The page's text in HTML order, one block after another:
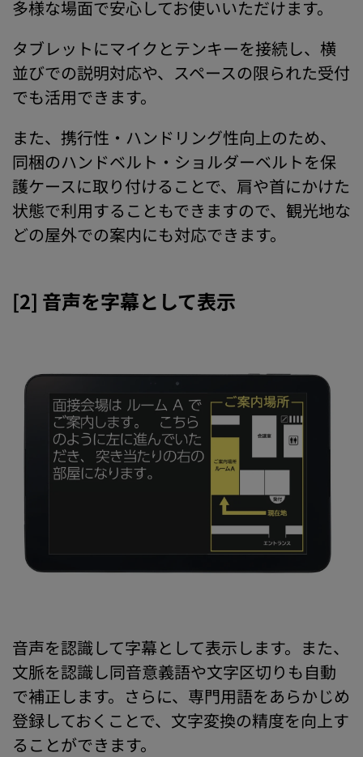
多様な場面で安心してお使いいただけます。
タブレットにマイクとテンキーを接続し、横
並びでの説明対応や、スペースの限られた受付
でも活用できます。
また、携行性・ハンドリング性向上のため、
同梱のハンドベルト・ショルダーベルトを保
護ケースに取り付けることで、肩や首にかけた
状態で利用することもできますので、観光地な
どの屋外での案内にも対応できます。
[2] 音声を字幕として表示
音声を認識して字幕として表示します。また、
文脈を認識し同音意義語や文字区切りも自動
で補正します。さらに、専門用語をあらかじめ
登録しておくことで、文字変換の精度を向上す
ることができます。